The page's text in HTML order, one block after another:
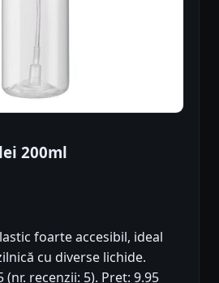
200ml
foarte accesibil, ideal
cu diverse lichide.
recenzii: 5). Preț: 9.95